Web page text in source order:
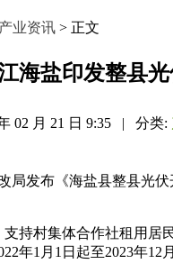
产业资讯 > 正文
海盐印发整县
02 月 21 日 9:35 | 分类:
局发布《海盐县整县光
持村集体合作社租用居
年1月1日起至2023年